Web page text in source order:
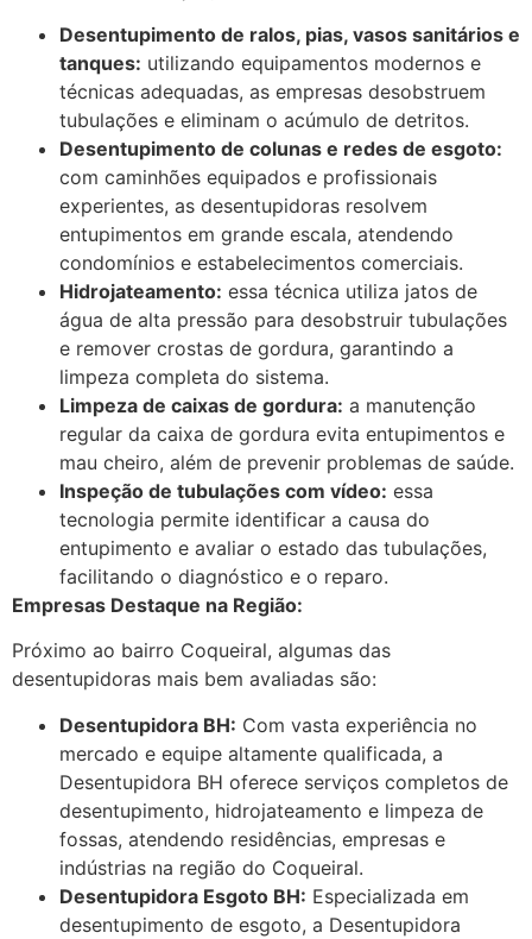
Desentupimento de ralos, pias, vasos sanitários e
tanques: utilizando equipamentos modernos e
técnicas adequadas, as empresas desobstruem
tubulações e eliminam o acúmulo de detritos.
Desentupimento de colunas e redes de esgoto:
com caminhões equipados e profissionais
experientes, as desentupidoras resolvem
entupimentos em grande escala, atendendo
condomínios e estabelecimentos comerciais.
Hidrojateamento: essa técnica utiliza jatos de
água de alta pressão para desobstruir tubulações
e remover crostas de gordura, garantindo a
limpeza completa do sistema.
Limpeza de caixas de gordura: a manutenção
regular da caixa de gordura evita entupimentos e
mau cheiro, além de prevenir problemas de saúde.
Inspeção de tubulações com vídeo: essa
tecnologia permite identificar a causa do
entupimento e avaliar o estado das tubulações,
facilitando o diagnóstico e o reparo.
Empresas Destaque na Região:
Próximo ao bairro Coqueiral, algumas das
desentupidoras mais bem avaliadas são:
Desentupidora BH: Com vasta experiência no
mercado e equipe altamente qualificada, a
Desentupidora BH oferece serviços completos de
desentupimento, hidrojateamento e limpeza de
fossas, atendendo residências, empresas e
indústrias na região do Coqueiral.
Desentupidora Esgoto BH: Especializada em
desentupimento de esgoto, a Desentupidora